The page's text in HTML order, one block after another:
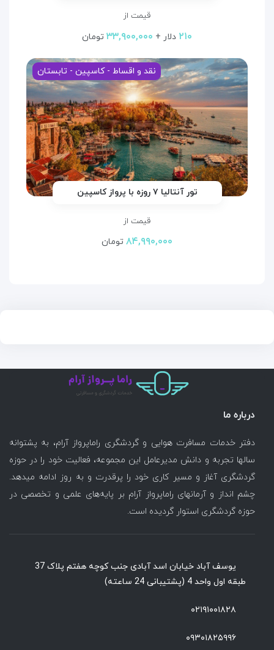
قیمت از
۲۱۰ دلار + ۳۳,۹۰۰,۰۰۰ تومان
نقد و اقساط - کاسپین - تابستان
تور آنتالیا ۷ روزه با پرواز کاسپین
قیمت از
۸۴,۹۹۰,۰۰۰ تومان
درباره ما
دفتر خدمات مسافرت هوایی و گردشگری راماپرواز آرام، به پشتوانه
سالها تجربه و دانش مدیرعامل این مجموعه، فعالیت خود را در حوزه
گردشگری آغاز و مسیر کاری خود را پرقدرت و به روز ادامه میدهد.
چشم انداز و آرمانهای راماپرواز آرام بر پایه‌های علمی و تخصصی در
حوزه گردشگری استوار گردیده است.
یوسف آباد خیابان اسد آبادی جنب کوچه هفتم پلاک 37
طبقه اول واحد 4 (پشتیبانی 24 ساعته)
۰۲۱۹۱۰۰۱۸۲۸
۰۹۳۰۱۸۲۵۹۹۶